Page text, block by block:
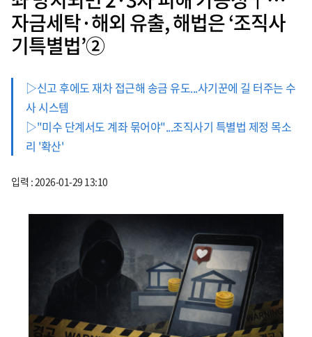
자금세탁·해외 유출, 해법은 ‘조직사
기특별법’②
▷신고 후에도 재차 접근해 송금 유도...사기꾼에 길 터주는 수
사 시스템
▷"미수 단계서도 계좌 묶어야"...조직사기 특별법 제정 목소
리 '확산'
입력 : 2026-01-29 13:10